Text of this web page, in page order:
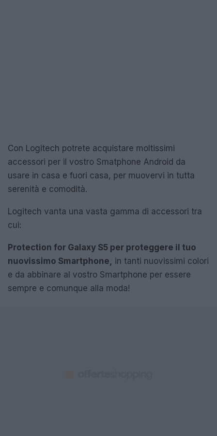
Con Logitech potrete acquistare moltissimi
accessori per il vostro Smatphone Android da
usare in casa e fuori casa, per muovervi in tutta
serenità e comodità.
Logitech vanta una vasta gamma di accessori tra
cui:
Protection for Galaxy S5 per proteggere il tuo
nuovissimo Smartphone, in tanti nuovissimi colori
e da abbinare al vostro Smartphone per essere
sempre e comunque alla moda!